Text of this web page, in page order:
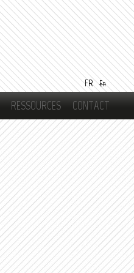
FR En
RESSOURCES CONTACT